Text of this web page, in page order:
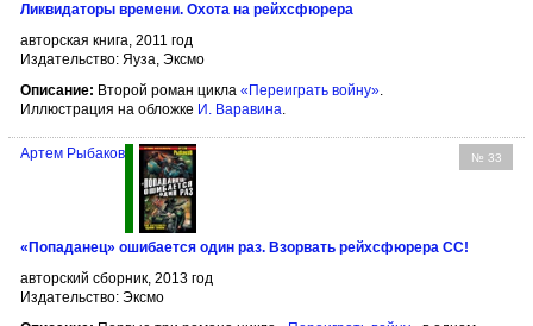
Ликвидаторы времени. Охота на рейхсфюрера
авторская книга, 2011 год
Издательство: Яуза, Эксмо
Описание: Второй роман цикла «Переиграть войну».
Иллюстрация на обложке И. Варавина.
№ 33
Артем Рыбаков
«Попаданец» ошибается один раз. Взорвать рейхсфюрера СС!
авторский сборник, 2013 год
Издательство: Эксмо